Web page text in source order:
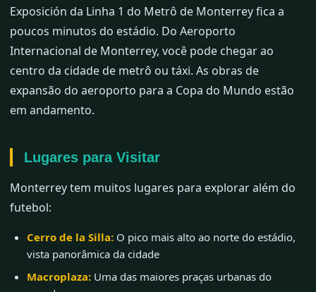
Exposición da Linha 1 do Metrô de Monterrey fica a
poucos minutos do estádio. Do Aeroporto
Internacional de Monterrey, você pode chegar ao
centro da cidade de metrô ou táxi. As obras de
expansão do aeroporto para a Copa do Mundo estão
em andamento.
Lugares para Visitar
Monterrey tem muitos lugares para explorar além do
futebol:
Cerro de la Silla: O pico mais alto ao norte do estádio,
vista panorâmica da cidade
Macroplaza: Uma das maiores praças urbanas do